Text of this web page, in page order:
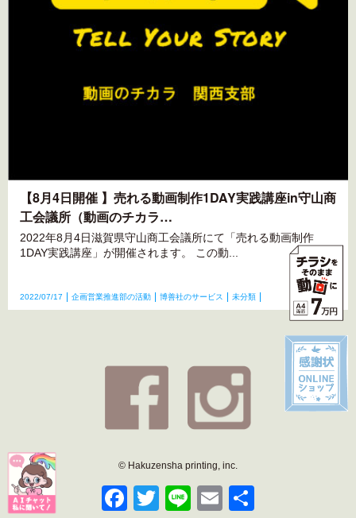
【8月4日開催 】売れる動画制作1DAY実践講座in守山商
工会議所（動画のチカラ…
2022年8月4日滋賀県守山商工会議所にて「売れる動画制作
1DAY実践講座」が開催されます。 この動...
2022/07/17 企画営業推進部の活動 博善社のサービス 未分類
Facebook
Twitter
LineEmail
© Hakuzensha printing, inc.